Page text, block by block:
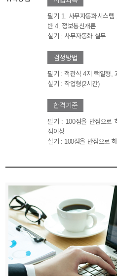
필기 1. 사무자동화시스템
반 4. 정보통신개론
실기 : 사무자동화 실무
검정방법
필기 : 객관식 4지 택일형,
실기 : 작업형(2시간)
합격기준
필기 : 100점을 만점으로
점이상
실기 : 100점을 만점으로